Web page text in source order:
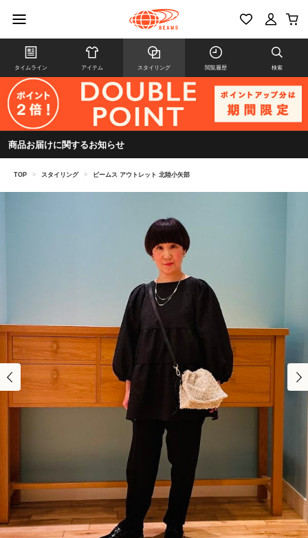
タイムライン アイテム スタイリング 閲覧履歴 検索
商品お届けに関するお知らせ
TOP > スタイリング > ビームス アウトレット 北陸小矢部